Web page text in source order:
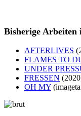
Bisherige
AFTERLIVES
FLAMES TO
UNDER
FRESSEN
OH MY